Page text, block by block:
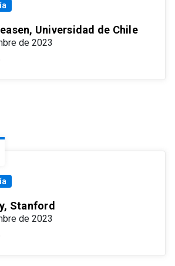
Universidad de Chile
de 2023
Stanford
de 2023